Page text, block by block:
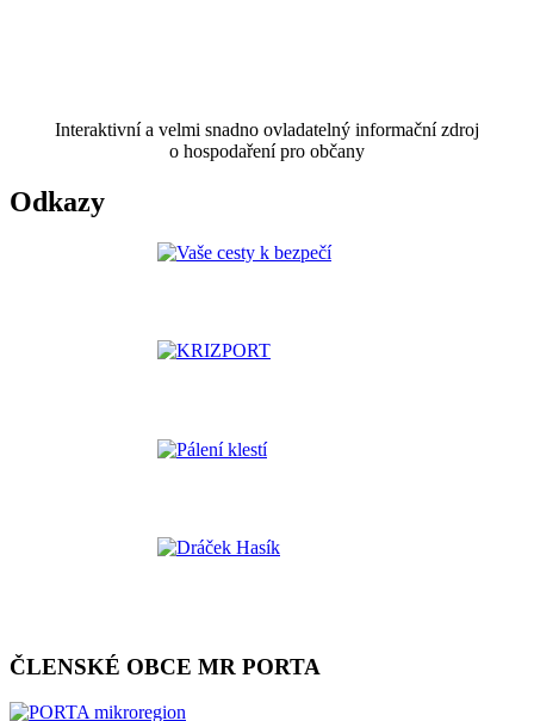
Interaktivní a velmi snadno ovladatelný informační zdroj
o hospodaření pro občany
Odkazy
ČLENSKÉ OBCE MR PORTA